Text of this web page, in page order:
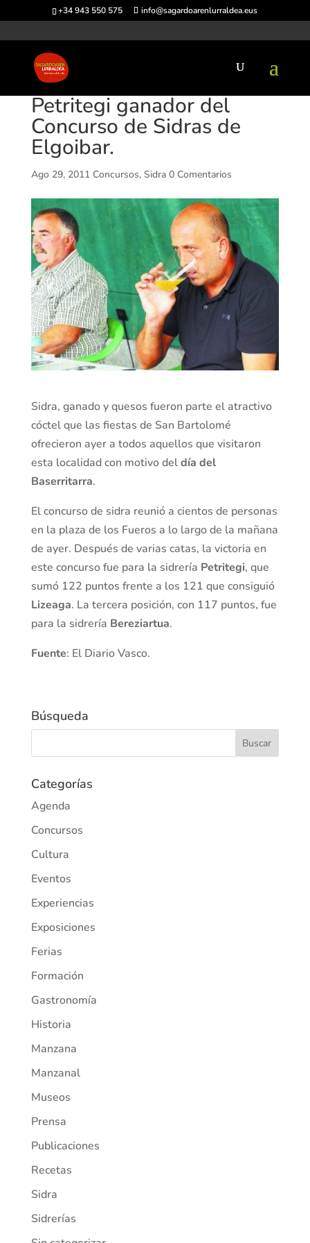
+34 943 550 575 info@sagardoarenlurraldea.eus
Petritegi ganador del
Concurso de Sidras de
Elgoibar.
Ago 29, 2011 Concursos, Sidra 0 Comentarios
Sidra, ganado y quesos fueron parte el atractivo
cóctel que las fiestas de San Bartolomé
ofrecieron ayer a todos aquellos que visitaron
esta localidad con motivo deldía del
Baserritarra.
El concurso de sidra reunió a cientos de personas
en la plaza de los Fueros a lo largo de la mañana
de ayer. Después de varias catas, la victoria en
este concurso fue para la sidrería Petritegi, que
sumó 122 puntos frente a los 121 que consiguió
Lizeaga. La tercera posición, con 117 puntos, fue
para la sidrería Bereziartua.
Fuente: El Diario Vasco.
Búsqueda
Categorías
Agenda
Concursos
Cultura
Eventos
Experiencias
Exposiciones
Ferias
Formación
Gastronomía
Historia
Manzana
Manzanal
Museos
Prensa
Publicaciones
Recetas
Sidra
Sidrerías